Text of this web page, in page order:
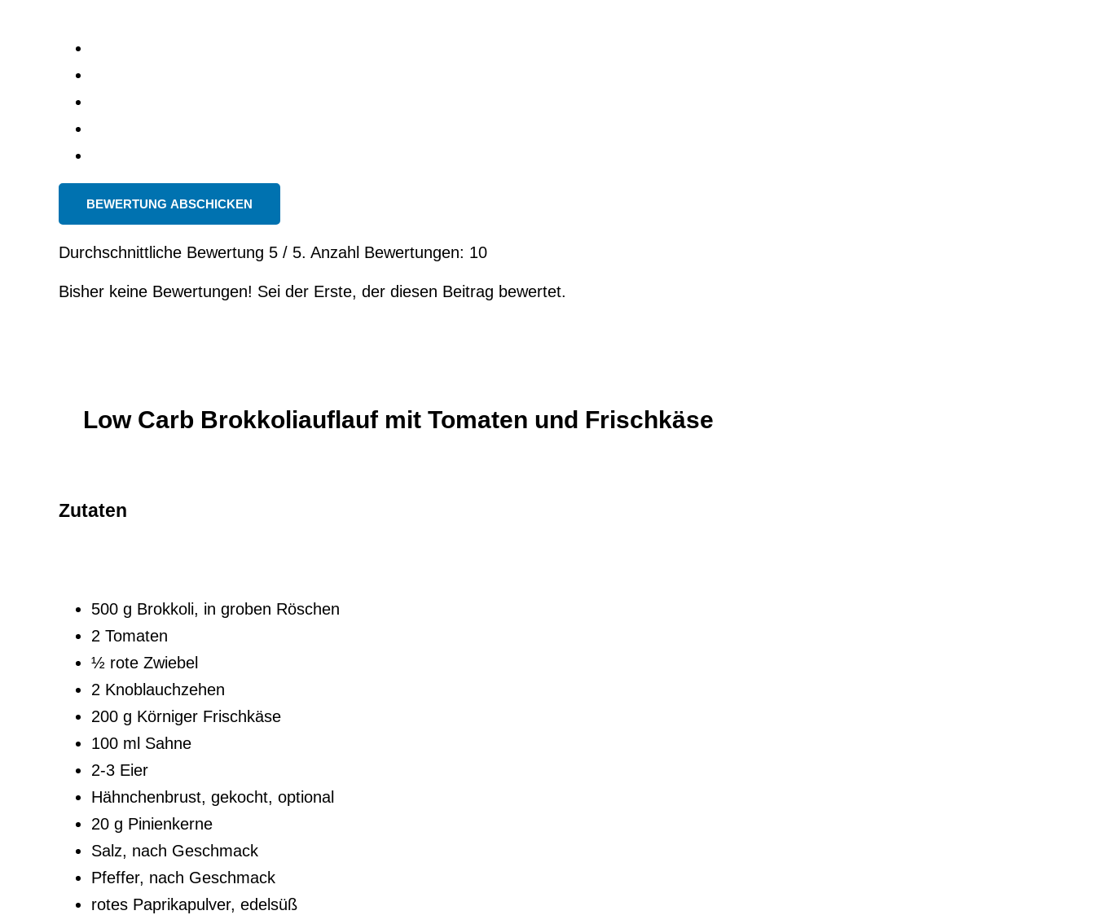
BEWERTUNG ABSCHICKEN
Durchschnittliche Bewertung 5 / 5. Anzahl Bewertungen: 10
Bisher keine Bewertungen! Sei der Erste, der diesen Beitrag bewertet.
Low Carb Brokkoliauflauf mit Tomaten und Frischkäse
Zutaten
500 g Brokkoli, in groben Röschen
2 Tomaten
½ rote Zwiebel
2 Knoblauchzehen
200 g Körniger Frischkäse
100 ml Sahne
2-3 Eier
Hähnchenbrust, gekocht, optional
20 g Pinienkerne
Salz, nach Geschmack
Pfeffer, nach Geschmack
rotes Paprikapulver, edelsüß